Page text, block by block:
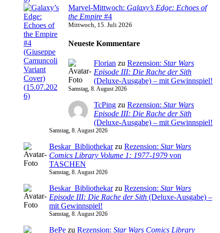
Marvel-Mittwoch: Galaxy’s Edge: Echoes of
the Empire #4
Mittwoch, 15. Juli 2026
Neueste Kommentare
Florian zu Rezension: Star Wars
Episode III: Die Rache der Sith
(Deluxe-Ausgabe) – mit Gewinnspiel!
Samstag, 8. August 2026
TcPing zu Rezension: Star Wars
Episode III: Die Rache der Sith
(Deluxe-Ausgabe) – mit Gewinnspiel!
Samstag, 8. August 2026
Beskar_Bibliothekarzu Rezension: Star Wars
Comics Library Volume 1: 1977-1979 von
TASCHEN
Samstag, 8. August 2026
Beskar_Bibliothekarzu Rezension: Star Wars
Episode III: Die Rache der Sith (Deluxe-Ausgabe) –
mit Gewinnspiel!
Samstag, 8. August 2026
BePe zu Rezension: Star Wars Comics Library